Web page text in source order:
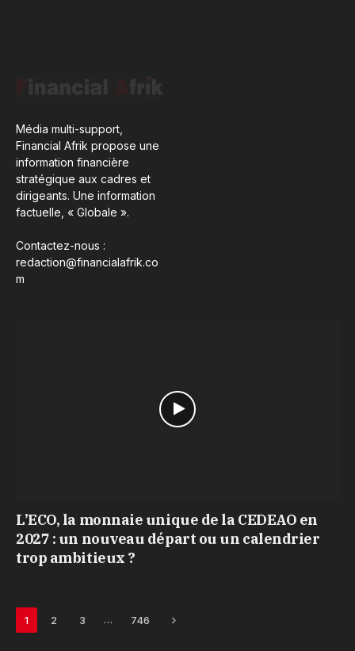
Média multi-support,
Financial Afrik propose une
information financière
stratégique aux cadres et
dirigeants. Une information
factuelle, « Globale ».
Contactez-nous :
redaction@financialafrik.co
m
L’ECO, la monnaie unique de la CEDEAO en
2027 : un nouveau départ ou un calendrier
trop ambitieux ?
1 2 3 … 746 Next